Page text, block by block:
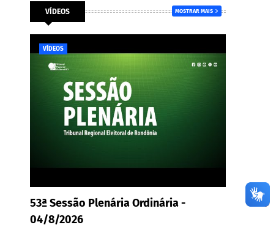
VÍDEOS MOSTRAR MAIS
VÍDEOS
53ª Sessão Plenária Ordinária -
04/8/2026